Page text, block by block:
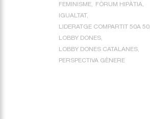
FEMINISME
FÒRUM HIPÀTIA
IGUALTAT
LIDERATGE COMPARTIT 50A 50
LOBBY DONES
LOBBY DONES CATALANES
PERSPECTIVA GÈNERE